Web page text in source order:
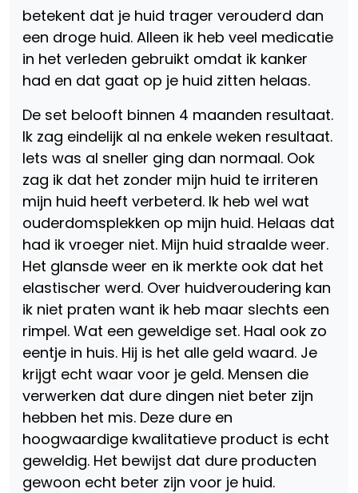
betekent dat je huid trager verouderd dan
een droge huid. Alleen ik heb veel medicatie
in het verleden gebruikt omdat ik kanker
had en dat gaat op je huid zitten helaas.
De set belooft binnen 4 maanden resultaat.
Ik zag eindelijk al na enkele weken resultaat.
Iets was al sneller ging dan normaal. Ook
zag ik dat het zonder mijn huid te irriteren
mijn huid heeft verbeterd. Ik heb wel wat
ouderdomsplekken op mijn huid. Helaas dat
had ik vroeger niet. Mijn huid straalde weer.
Het glansde weer en ik merkte ook dat het
elastischer werd. Over huidveroudering kan
ik niet praten want ik heb maar slechts een
rimpel. Wat een geweldige set. Haal ook zo
eentje in huis. Hij is het alle geld waard. Je
krijgt echt waar voor je geld. Mensen die
verwerken dat dure dingen niet beter zijn
hebben het mis. Deze dure en
hoogwaardige kwalitatieve product is echt
geweldig. Het bewijst dat dure producten
gewoon echt beter zijn voor je huid.